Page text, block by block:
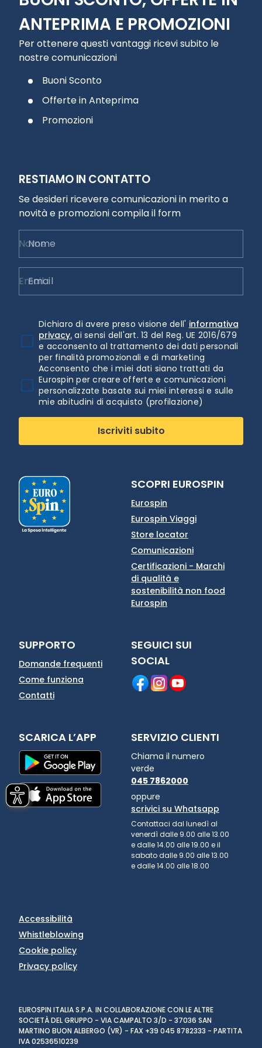
ANTEPRIMA E PROMOZIONI
Per ottenere questi vantaggi ricevi subito le
nostre comunicazioni
Buoni Sconto
Offerte in Anteprima
Promozioni
RESTIAMO IN CONTATTO
Se desideri ricevere comunicazioni in merito a
novità e promozioni compila il form
Nome
Email
Dichiaro di avere preso visione dell' informativa
privacy. ai sensi dell'art. 13 del Reg. UE 2016/679
e acconsento al trattamento dei dati personali
per finalità promozionali e di marketing
Acconsento che i miei dati siano trattati da
Eurospin per creare offerte e comunicazioni
personalizzate basate sui miei interessi e sulle
mie abitudini di acquisto (profilazione)
Iscriviti subito
SCOPRI EUROSPIN
Eurospin
Eurospin Viaggi
Store locator
Comunicazioni
Certificazioni - Marchi
di qualità e
sostenibilità non food
Eurospin
SUPPORTO
Domande frequenti
Come funziona
Contatti
SEGUICI SUI
SOCIAL
SCARICA L’APP SERVIZIO CLIENTI
Chiama il numero
verde
045 7862000
oppure
scrivici su Whatsapp
Contattaci dal lunedì al
venerdì dalle 9.00 alle 13.00
e dalle 14.00 alle 19.00 e il
sabato dalle 9.00 alle 13.00
e dalle 14.00 alle 18.00
Accessibilità
Whistleblowing
Cookie policy
Privacy policy
EUROSPIN ITALIA S.P.A. IN COLLABORAZIONE CON LE ALTRE
SOCIETÀ DEL GRUPPO - VIA CAMPALTO 3/D - 37036 SAN
MARTINO BUON ALBERGO (VR) - FAX +39 045 8782333 - PARTITA
IVA 02536510239